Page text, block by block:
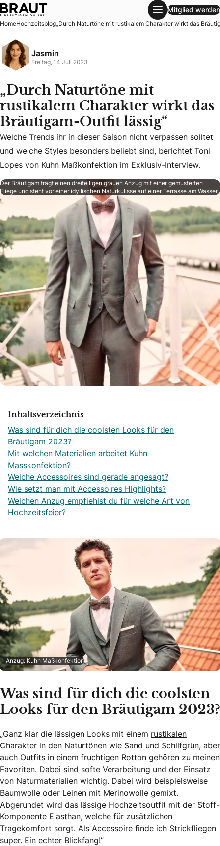
„Durch Naturtöne mit rustikalem Charakter wirkt das
Mitglied werden
HomeHochzeitsblog„Durch Naturtöne mit rustikalem Charakter wirkt das
Jasmin
Freitag, 14 Juli 2023
„Durch Naturtöne mit
rustikalem Charakter wirkt das
Bräutigam-Outfit lässig“
Welche Trends ihr in dieser Saison nicht verpassen
Welche Trends ihr in dieser Saison nicht verpassen solltet
und welche Styles besonders beliebt sind, berichtet Toni
Lopes von Kuhn Maßkonfektion im Exklusiv-Interview.
Der Bräutigam trägt einen dreiteiligen grauen Anzug mit einer gemusterten
Fliege und steht vor einer idyllischen Naturkulisse auf einer Terrasse am Wasser.
Inhaltsverzeichnis
Was sind für dich die coolsten Looks für den
Bräutigam 2023?
Mit welchen Materialien arbeitet Kuhn
Masskonfektion?
Welche Accessoires sind gerade angesagt?
Wie setzt man mit Accessoires Highlights?
Welchen Anzug empfiehlst du für welche Art von
Hochzeitsfeier?
Anzug: Kuhn Maßkonfektion
Was sind für dich die coolsten
Looks für den Bräutigam 2023?
„Ganz klar die lässigen Looks mit einem rustikalen
Charakter in den Naturtönen wie Sand und Schilfgrün, aber
auch Outfits in einem fruchtigen Rotton gehören zu meinen
Favoriten. Dabei sind softe Verarbeitung und der Einsatz
von Naturmaterialien wichtig. Dabei wird beispielsweise
Baumwolle oder Leinen mit Merinowolle gemixt.
Abgerundet wird das lässige Hochzeitsoutfit mit der Stoff-
Komponente Elasthan, welche für zusätzlichen
Tragekomfort sorgt. Als Accessoire finde ich Strickfliegen
super. Ein echter Blickfang!”